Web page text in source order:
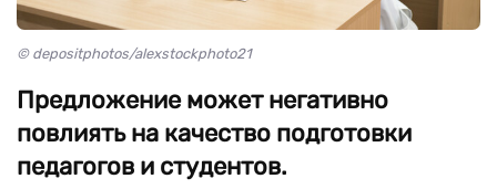
© depositphotos/alexstockphoto21
Предложение может негативно
повлиять на качество подготовки
педагогов и студентов.